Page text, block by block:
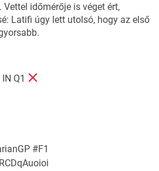
időmérője is véget ért,
Latifi úgy lett utolsó, hogy az első
Q1
#F1